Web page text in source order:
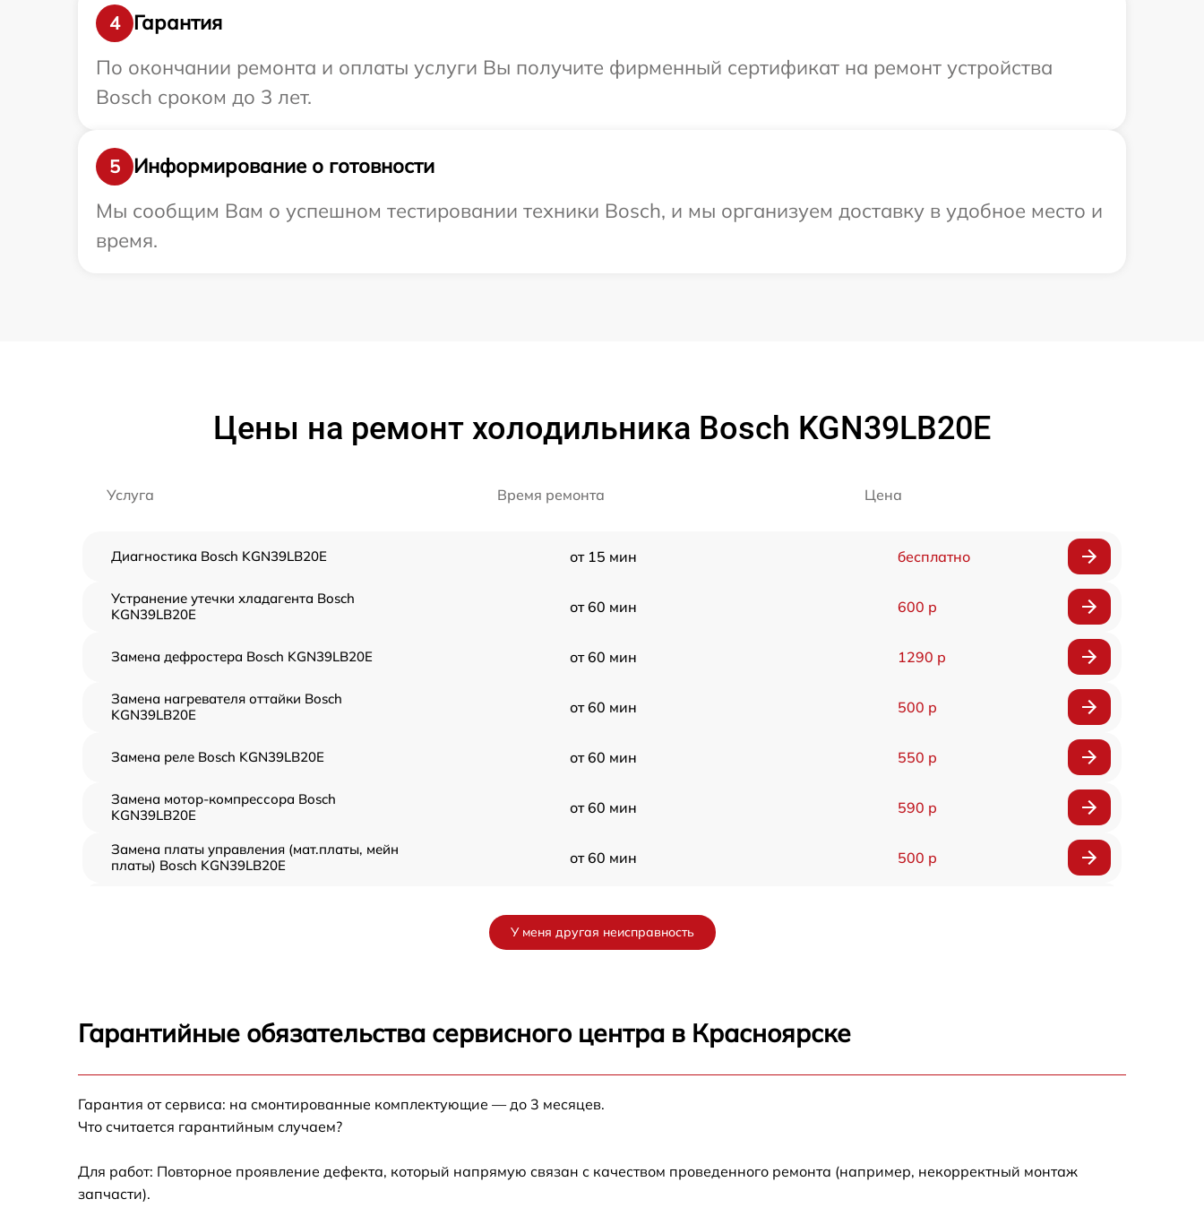
4
Гарантия
По окончании ремонта и оплаты услуги Вы получите фирменный сертификат на ремонт устройства
Bosch сроком до 3 лет.
5
Информирование о готовности
Мы сообщим Вам о успешном тестировании техники Bosch, и мы организуем доставку в удобное место и
время.
Цены на ремонт холодильника Bosch KGN39LB20E
Услуга Время ремонта Цена
Диагностика Bosch KGN39LB20E от 15 мин бесплатно
Устранение утечки хладагента Bosch
KGN39LB20E
от 60 мин 600 р
Замена дефростера Bosch KGN39LB20E от 60 мин 1290 р
Замена нагревателя оттайки Bosch
KGN39LB20E
от 60 мин 500 р
Замена реле Bosch KGN39LB20E от 60 мин 550 р
Замена мотор-компрессора Bosch
KGN39LB20E
от 60 мин 590 р
Замена платы управления (мат.платы, мейн
платы) Bosch KGN39LB20E
от 60 мин 500 р
Замена электросхемы Bosch KGN39LB20E от 60 мин
Устранение засора трубопровода Bosch
У меня другая неисправность
Гарантийные обязательства сервисного центра в Красноярске
Гарантия от сервиса: на смонтированные комплектующие — до 3 месяцев.
Что считается гарантийным случаем?
Для работ: Повторное проявление дефекта, который напрямую связан с качеством проведенного ремонта (например, некорректный монтаж
запчасти).